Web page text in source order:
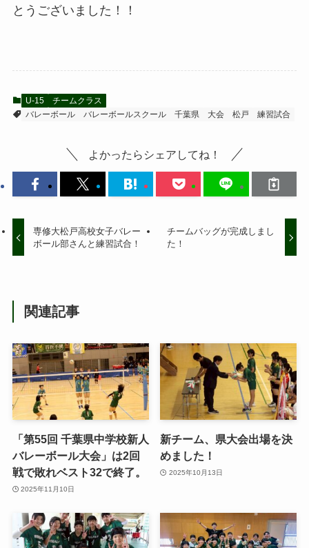
とうございました！！
U-15
チームクラス
バレーボール
バレーボールスクール 千葉県 大会 松戸 練習試合
よかったらシェアしてね！
専修大松戸高校女子バレー
ボール部さんと練習試合！
チームバッグが完成しまし
た！
関連記事
「第55回 千葉県中学校新人
バレーボール大会」は2回
戦で敗れベスト32で終了。
2025年11月10日
新チーム、県大会出場を決
めました！
2025年10月13日